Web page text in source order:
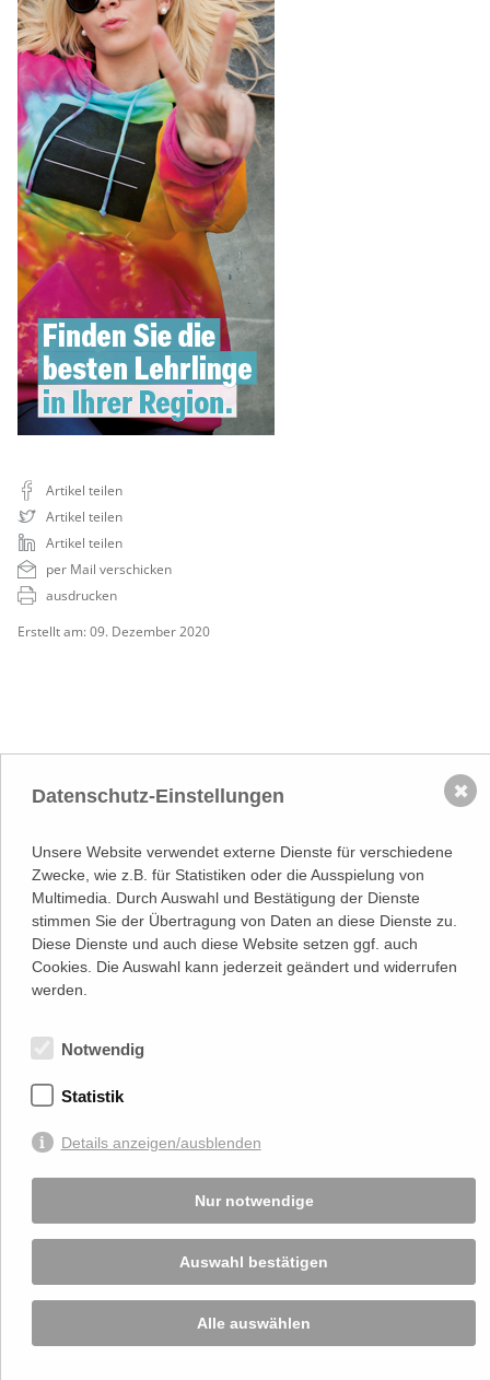
Artikel teilen
Artikel teilen
Artikel teilen
per Mail verschicken
ausdrucken
Erstellt am: 09. Dezember 2020
NACH OBEN
Österreichischer
Wirtschaftsverlag GmbH
Adresse
Lassallestraße 7a, Unit 5, Top 101-
1
1020 Wien
(–>Google Maps)
Kontakt
T (+43 1) 546 64-0
Von Ihnen bekannt gegebene persönlichen Daten werden zu Marketingzwecken
genutzt und nicht an Dritte weitergegeben. Die T.A.I. übernimmt keine Verantwortung
über Inhalte die durch Verlinkung auf externen Seiten zur Verfügung gestellt werden.
Komo Wien, Büro für visuelle Angelegenheiten
Impressum / Disclaimer / Datenschutzerklärung
Datenschutz-Einstellungen
Unsere Website verwendet externe Dienste für verschiedene
Zwecke, wie z.B. für Statistiken oder die Ausspielung von
Multimedia. Durch Auswahl und Bestätigung der Dienste
stimmen Sie der Übertragung von Daten an diese Dienste zu.
Diese Dienste und auch diese Website setzen ggf. auch
Cookies. Die Auswahl kann jederzeit geändert und widerrufen
werden.
Notwendig
Statistik
Details anzeigen/ausblenden
Nur notwendige
Auswahl bestätigen
Alle auswählen
✖